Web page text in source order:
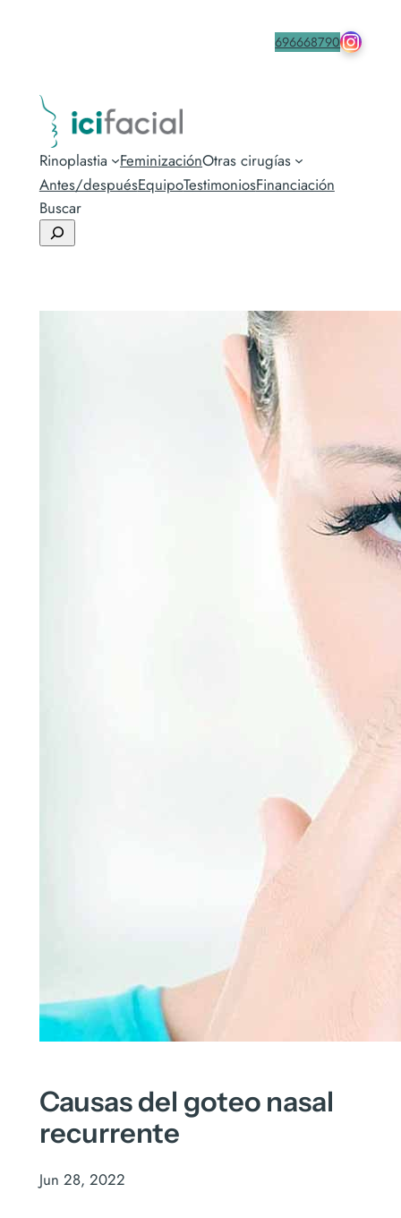
Contacta696668790
Rinoplastia FeminizaciónOtras cirugías
Antes/despuésEquipoTestimoniosFinanciación
Buscar
Causas del goteo nasal
recurrente
Jun 28, 2022